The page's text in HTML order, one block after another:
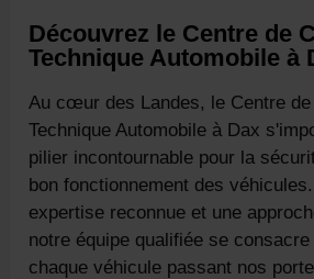
Découvrez le Centre de
Technique Automobile à
Au cœur des Landes, le Centre
Technique Automobile à Dax
pilier incontournable pour la
bon fonctionnement des
expertise reconnue et une
notre équipe qualifiée se
chaque véhicule passant nos